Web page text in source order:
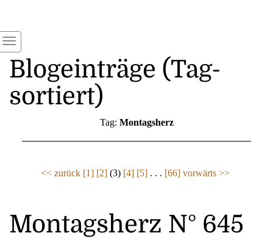
Blogeinträge (Tag-
sortiert)
Tag: Montagsherz
<< zurück [1] [2] (3) [4] [5] . . . [66] vorwärts >>
Montagsherz N° 645